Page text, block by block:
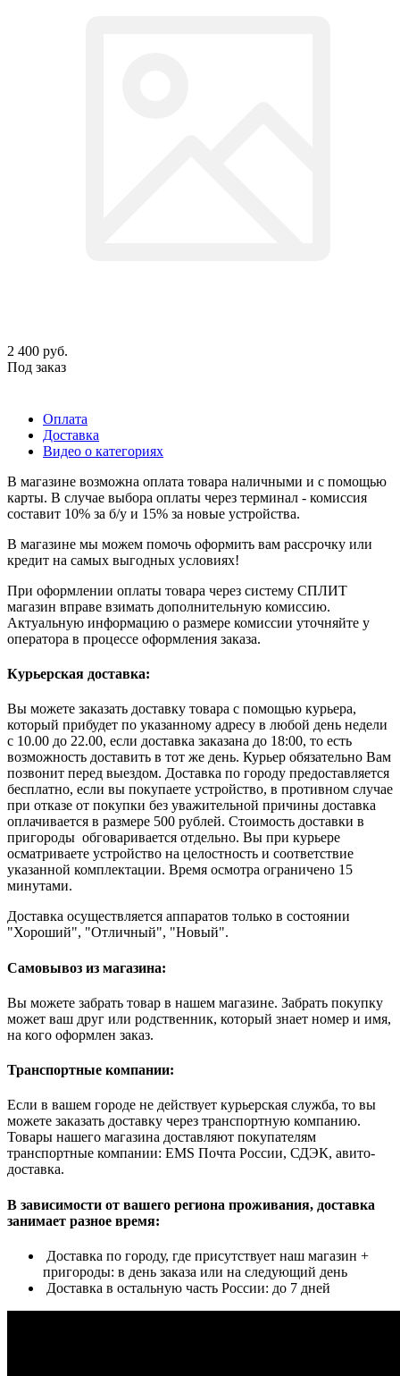
2 400 руб.
Под заказ
Оплата
Доставка
Видео о категориях
В магазине возможна оплата товара наличными и с помощью
карты. В случае выбора оплаты через терминал - комиссия
составит 10% за б/у и 15% за новые устройства.
В магазине мы можем помочь оформить вам рассрочку или
кредит на самых выгодных условиях!
При оформлении оплаты товара через систему СПЛИТ
магазин вправе взимать дополнительную комиссию.
Актуальную информацию о размере комиссии уточняйте у
оператора в процессе оформления заказа.
Курьерская доставка:
Вы можете заказать доставку товара с помощью курьера,
который прибудет по указанному адресу в любой день недели
с 10.00 до 22.00, если доставка заказана до 18:00, то есть
возможность доставить в тот же день. Курьер обязательно Вам
позвонит перед выездом. Доставка по городу предоставляется
бесплатно, если вы покупаете устройство, в противном случае
при отказе от покупки без уважительной причины доставка
оплачивается в размере 500 рублей. Стоимость доставки в
пригороды обговаривается отдельно. Вы при курьере
осматриваете устройство на целостность и соответствие
указанной комплектации. Время осмотра ограничено 15
минутами.
Доставка осуществляется аппаратов только в состоянии
"Хороший", "Отличный", "Новый".
Самовывоз из магазина:
Вы можете забрать товар в нашем магазине. Забрать покупку
может ваш друг или родственник, который знает номер и имя,
на кого оформлен заказ.
Транспортные компании:
Если в вашем городе не действует курьерская служба, то вы
можете заказать доставку через транспортную компанию.
Товары нашего магазина доставляют покупателям
транспортные компании: EMS Почта России, СДЭК, авито-
доставка.
В зависимости от вашего региона проживания, доставка
занимает разное время:
Доставка по городу, где присутствует наш магазин +
пригороды: в день заказа или на следующий день
Доставка в остальную часть России: до 7 дней